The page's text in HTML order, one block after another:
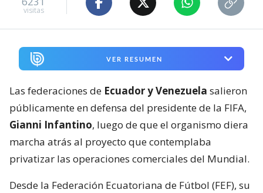
visitas
VER RESUMEN
Las federaciones de Ecuador y Venezuela salieron
públicamente en defensa del presidente de la FIFA,
Gianni Infantino, luego de que el organismo diera
marcha atrás al proyecto que contemplaba
privatizar las operaciones comerciales del Mundial.
Desde la Federación Ecuatoriana de Fútbol (FEF), su